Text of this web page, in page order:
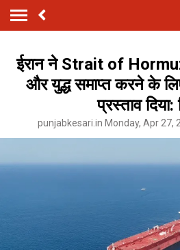
ईरान ने Strait of
और युद्ध समाप्त करने के
प्रस्ताव दिया:
punjabkesari.in Monday, Apr 27,